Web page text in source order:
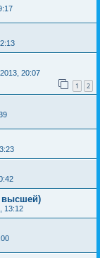
20:07
1 2
высшей)
13:12